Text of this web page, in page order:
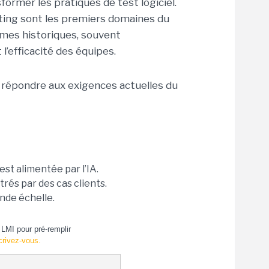
les pratiques de test logiciel.
sont les premiers domaines du
historiques, souvent
des équipes.
aux exigences actuelles du
alimentée par l’IA.
par des cas clients.
échelle.
pour pré-remplir
vous.